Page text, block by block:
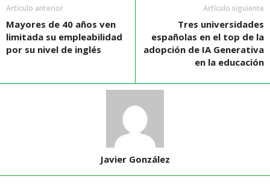
Artículo anterior
Mayores de 40 años ven
limitada su empleabilidad
por su nivel de inglés
Artículo siguiente
Tres universidades
españolas en el top de la
adopción de IA Generativa
en la educación
Javier González